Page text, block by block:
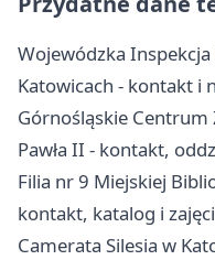
Wojewódzka
Katowicach - kontakt i
Górnośląskie Centrum
Pawła II - kontakt,
Filia nr 9 Miejskiej
kontakt, katalog i
Camerata Silesia w